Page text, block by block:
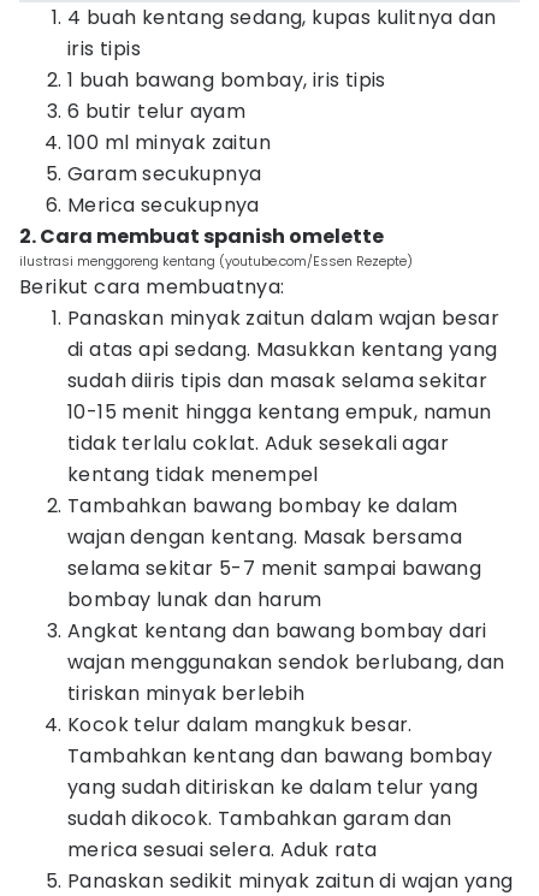
4 buah kentang sedang, kupas kulitnya dan
iris tipis
1 buah bawang bombay, iris tipis
6 butir telur ayam
100 ml minyak zaitun
Garam secukupnya
Merica secukupnya
2. Cara membuat spanish omelette
ilustrasi menggoreng kentang (youtube.com/Essen Rezepte)
Berikut cara membuatnya:
Panaskan minyak zaitun dalam wajan besar
di atas api sedang. Masukkan kentang yang
sudah diiris tipis dan masak selama sekitar
10-15 menit hingga kentang empuk, namun
tidak terlalu coklat. Aduk sesekali agar
kentang tidak menempel
Tambahkan bawang bombay ke dalam
wajan dengan kentang. Masak bersama
selama sekitar 5-7 menit sampai bawang
bombay lunak dan harum
Angkat kentang dan bawang bombay dari
wajan menggunakan sendok berlubang, dan
tiriskan minyak berlebih
Kocok telur dalam mangkuk besar.
Tambahkan kentang dan bawang bombay
yang sudah ditiriskan ke dalam telur yang
sudah dikocok. Tambahkan garam dan
merica sesuai selera. Aduk rata
Panaskan sedikit minyak zaitun di wajan yang